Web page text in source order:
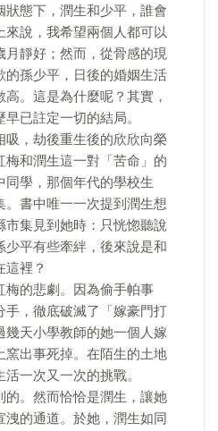
態下，潤生和少平，誰會
來說，我希望兩個人都可以
月靜好；然而，從骨感的現
的孫少平，日後的婚姻生活
。這是為什麼呢？其實，
已註定一切的結局。
吸，劫後重生後的欣欣向榮
和潤生這一對「苦命」的
學，那個年代的學校生
書中唯一一次提到潤生想
市集見到她時：只恍惚聽說
平有些牽絆，後來說是和
這裡？
梅的悲劇。因為偷手帕事
手，徹底破滅了「嫁豪門打
幾天小學教師的她一個人嫁
窯出事死掉。在陌生的土地
一次又一次的挑戰。
的。然而恰恰是潤生，讓她
的通道。於她，潤生如同